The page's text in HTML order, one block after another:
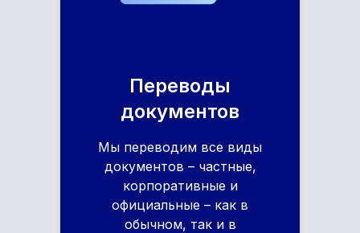
Переводы
документов
Мы переводим все виды
документов – частные,
корпоративные и
официальные – как в
обычном, так и в